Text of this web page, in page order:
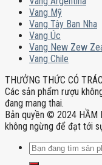
Vang Mỹ
Vang Tây Ban Nha
Vang Úc
Vang New Zew
Vang Chile
THƯỞNG THỨC CÓ
Các sản phẩm rượu
đang mang thai.
Bản quyền © 2024 HẦM
không ngừng để đạt tới
Tìm
kiếm: